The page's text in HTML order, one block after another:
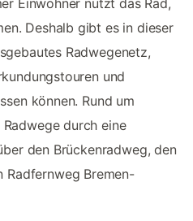
Einwohner nutzt das Rad,
Deshalb gibt es in dieser
Radwegenetz,
und
können. Rund um
durch eine
den Brückenradweg, den
Radfernweg Bremen-